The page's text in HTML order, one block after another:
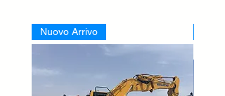
Nuovo Arrivo